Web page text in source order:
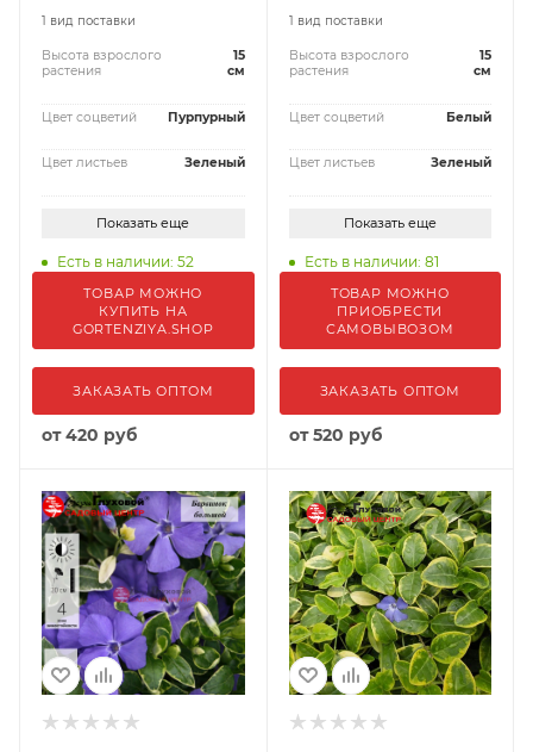
1 вид поставки
Высота взрослого
растения
15
см
Цвет соцветий Пурпурный
Цвет листьев Зеленый
Показать еще
Есть в наличии: 52
ТОВАР МОЖНО
КУПИТЬ НА
GORTENZIYA.SHOP
ЗАКАЗАТЬ ОПТОМ
от420 руб
1 вид поставки
Высота взрослого
растения
15
см
Цвет соцветий Белый
Цвет листьев Зеленый
Показать еще
Есть в наличии: 81
ТОВАР МОЖНО
ПРИОБРЕСТИ
САМОВЫВОЗОМ
ЗАКАЗАТЬ ОПТОМ
от520 руб